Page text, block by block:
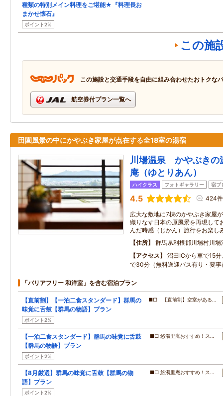
種類の特別メイン料理をご堪能★『料理長お
まかせ懐石』
ポイント2%
この施
この施設と交通手段を自由に組み合わせたおトクな
航空券付プラン一覧へ
田園風景の中にかやぶき家屋が点在する全18室の湯宿
川場温泉 かやぶき
庵（ゆとりあん）
ハイクラス フォトギャラリー 宿ブ
4.5 424件
広大な敷地に7棟のかやぶき家屋
織りなす日本の原風景を再現して
んだ時感（じかん）旅行をお楽し
住所
群馬県利根郡川場村川
アクセス
沼田ICから車で15
で30分（無料送迎バス有り・要事
「バリアフリー 和洋室」を含む宿泊プラン
【直前割】【一泊二食スタンダード】群馬の
味覚に舌鼓【群馬の物語】プラン
ポイント2%
■□ 【直前割】空室がある…
【一泊二食スタンダード】群馬の味覚に舌鼓
【群馬の物語】プラン
ポイント2%
■□ 悠湯里庵おすすめ！ス…
【8月厳選】群馬の味覚に舌鼓【群馬の物
語】プラン
ポイント2%
■□ 悠湯里庵おすすめ！ス…